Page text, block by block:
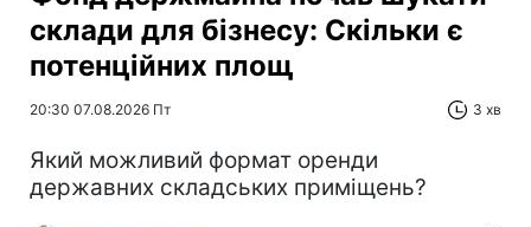
склади для бізнесу: Скільки є
потенційних площ
20:30 07.08.2026 Пт 3 хв
Який можливий формат оренди
державних складських приміщень?